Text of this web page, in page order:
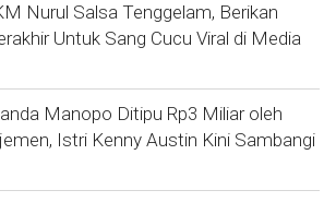
Nurul Salsa Tenggelam, Berikan
Untuk Sang Cucu Viral di Media
Manopo Ditipu Rp3 Miliar oleh
Istri Kenny Austin Kini Sambangi